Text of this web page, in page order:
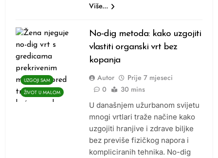
Više...
UZGOJI SAM
ŽIVOT U MALOM
No-dig metoda: kako uzgojiti
vlastiti organski vrt bez
kopanja
Autor Prije 7 mjeseci
0
30 mins
U današnjem užurbanom svijetu
mnogi vrtlari traže načine kako
uzgojiti hranjive i zdrave biljke
bez previše fizičkog napora i
kompliciranih tehnika. No-dig